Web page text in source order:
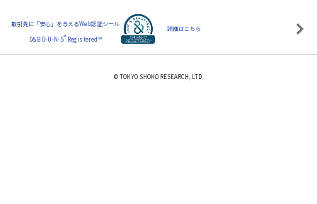
© TOKYO SHOKO RESEARCH, LTD.
取引先に「安心」を与えるWeb認証シール
D&B D-U-N-S® Registered™
詳細はこちら